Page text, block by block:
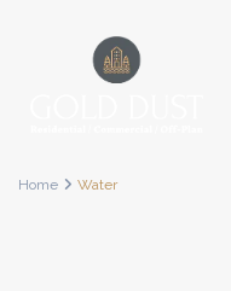
Home Water